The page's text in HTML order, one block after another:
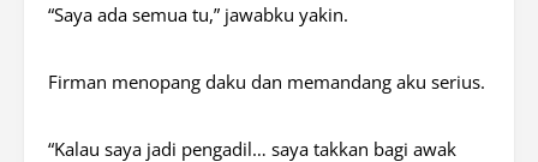
“Saya ada semua tu,” jawabku yakin.
Firman menopang daku dan memandang aku serius.
“Kalau saya jadi pengadil… saya takkan bagi awak